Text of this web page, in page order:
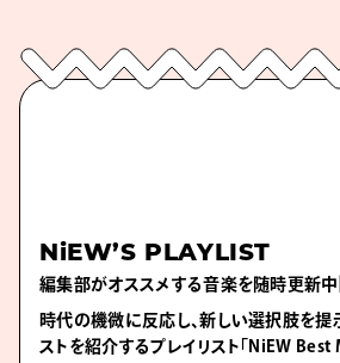
NiEW’S PLAYLIST
編集部がオススメする音楽を随時更新
時代の機微に反応し、新しい選択肢を提
ストを紹介するプレイリスト「NiEW Best